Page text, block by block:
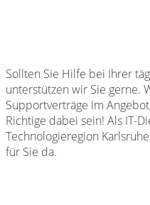
Sollten Sie Hilfe bei Ihrer
unterstützen wir Sie gerne.
Supportverträge im
Richtige dabei sein! Als IT-
Technologieregion
für Sie da.